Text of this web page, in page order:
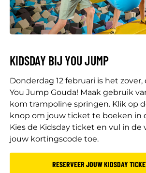
KIDSDAY BIJ YOU JUMP
Donderdag 12 februari is het zover,
You Jump Gouda! Maak gebruik
kom trampoline springen. Klik op
knop om jouw ticket te boeken in
Kies de Kidsday ticket en vul in de
jouw kortingscode toe.
RESERVEER JOUW KIDSDAY